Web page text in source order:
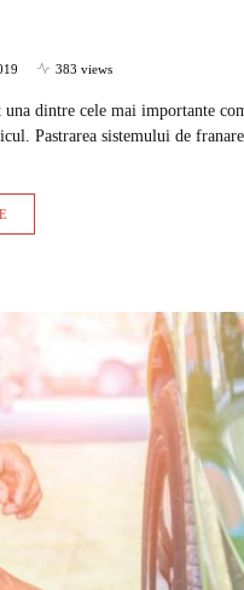
383 views
una dintre cele mai importante
Pastrarea sistemului de